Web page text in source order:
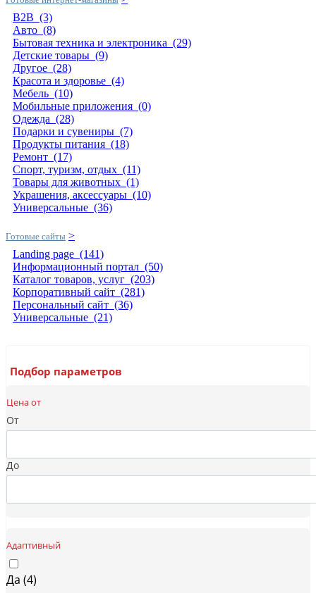
B2B (3)
Авто (8)
Бытовая техника и электроника (29)
Детские товары (9)
Другое (28)
Красота и здоровье (4)
Мебель (10)
Мобильные приложения (0)
Одежда (28)
Подарки и сувениры (7)
Продукты питания (18)
Ремонт (17)
Спорт, туризм, отдых (11)
Товары для животных (1)
Украшения, аксессуары (10)
Универсальные (36)
Готовые сайты >
Landing page (141)
Информационный портал (50)
Каталог товаров, услуг (203)
Корпоративный сайт (281)
Персональный сайт (36)
Универсальные (21)
Подбор параметров
Цена от
От
До
Адаптивный
Да (4)